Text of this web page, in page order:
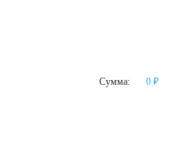
Сумма: 0 ₽